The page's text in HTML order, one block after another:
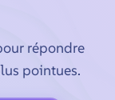
répondre
pointues.